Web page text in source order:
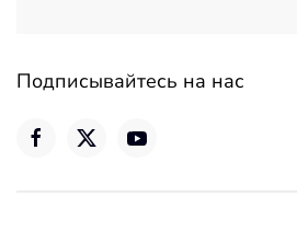
Подписывайтесь на нас